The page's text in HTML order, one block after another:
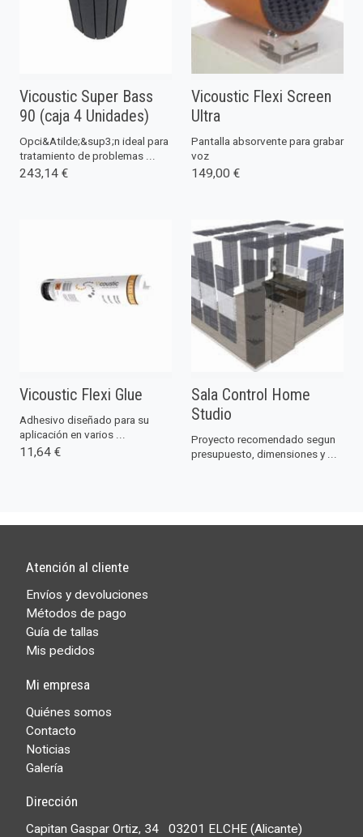
Vicoustic Super Bass
90 (caja 4 Unidades)
Opci&Atilde;&sup3;n ideal para
tratamiento de problemas ...
243,14 €
Vicoustic Flexi Screen
Ultra
Pantalla absorvente para grabar
voz
149,00 €
Vicoustic Flexi Glue
Adhesivo diseñado para su
aplicación en varios ...
11,64 €
Sala Control Home
Studio
Proyecto recomendado segun
presupuesto, dimensiones y ...
Atención al cliente
Envíos y devoluciones
Métodos de pago
Guía de tallas
Mis pedidos
Mi empresa
Quiénes somos
Contacto
Noticias
Galería
Dirección
Capitan Gaspar Ortiz, 34 03201 ELCHE (Alicante)